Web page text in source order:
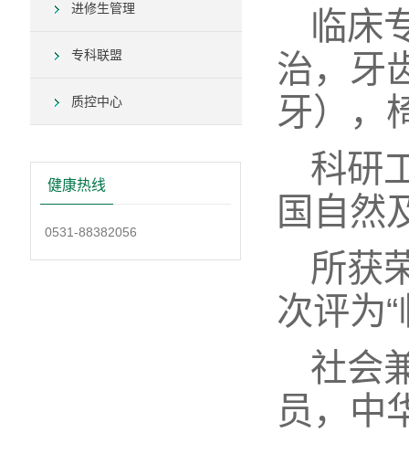
进修生管理
专科联盟
质控中心
健康热线
0531-88382056
临床
治，牙
牙），
科研
国自然
所获
次评为
社会
员，中